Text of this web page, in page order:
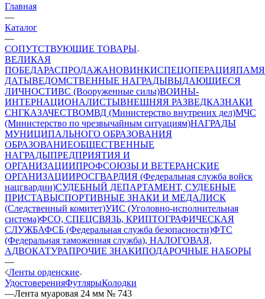
Главная
—
Каталог
—
СОПУТСТВУЮЩИЕ ТОВАРЫ
ВЕЛИКАЯ
ПОБЕДАРАСПРОДАЖАНОВИНКИСПЕЦОПЕРАЦИЯ
ДАТЫВЕДОМСТВЕННЫЕ НАГРАДЫВЫДАЮЩИЕСЯ
ЛИЧНОСТИВС (Вооруженные силы)ВОИНЫ-
ИНТЕРНАЦИОНАЛИСТЫВНЕШНЯЯ РАЗВЕДКАЗНАКИ
СНГКАЗАЧЕСТВОМВД (Министерство внутрених дел)МЧС
(Министерство по чрезвычайным ситуациям)НАГРАДЫ
МУНИЦИПАЛЬНОГО ОБРАЗОВАНИЯ
ОБРАЗОВАНИЕОБЩЕСТВЕННЫЕ
НАГРАДЫПРЕДПРИЯТИЯ И
ОРГАНИЗАЦИИПРОФСОЮЗЫ И ВЕТЕРАНСКИЕ
ОРГАНИЗАЦИИРОСГВАРДИЯ (Федеральная служба войск
нацгвардии)СУДЕБНЫЙ ДЕПАРТАМЕНТ, СУДЕБНЫЕ
ПРИСТАВЫСПОРТИВНЫЕ ЗНАКИ И МЕДАЛИСК
(Следственный комитет)УИС (Уголовно-исполнительная
система)ФСО, СПЕЦСВЯЗЬ, КРИПТОГРАФИЧЕСКАЯ
СЛУЖБАФСБ (Федеральная служба безопасности)ФТС
(Федеральная таможенная служба), НАЛОГОВАЯ,
АДВОКАТУРАПРОЧИЕ ЗНАКИПОДАРОЧНЫЕ НАБОРЫ
—
Ленты орденские
УдостоверенияФутлярыКолодки
—Лента муаровая 24 мм № 743